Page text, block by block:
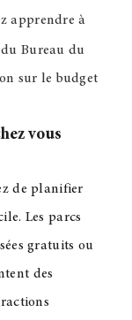
apprendre à
Bureau du
sur le budget
vous
de planifier
Les parcs
gratuits ou
des